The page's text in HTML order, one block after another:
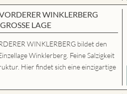
WINKLERBERG
LAGE
WINKLERBERG bildet den
Winklerberg. Feine Salzigkeit
Hier findet sich eine einzigartige